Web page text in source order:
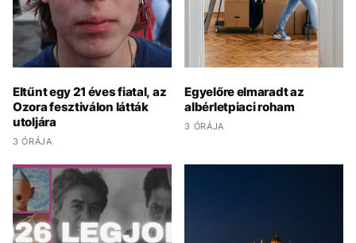
Eltűnt egy 21 éves fiatal, az
Ozora fesztiválon látták
utoljára
3 ÓRÁJA
Egyelőre elmaradt az
albérletpiaci roham
3 ÓRÁJA